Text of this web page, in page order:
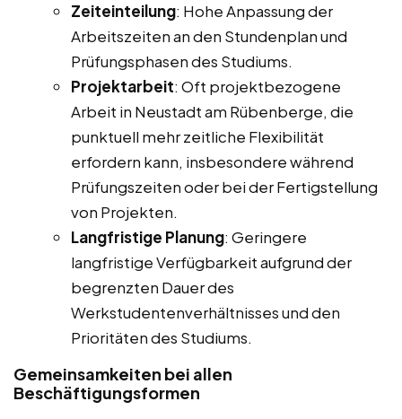
Zeiteinteilung: Hohe Anpassung der
Arbeitszeiten an den Stundenplan und
Prüfungsphasen des Studiums.
Projektarbeit: Oft projektbezogene
Arbeit in Neustadt am Rübenberge, die
punktuell mehr zeitliche Flexibilität
erfordern kann, insbesondere während
Prüfungszeiten oder bei der Fertigstellung
von Projekten.
Langfristige Planung: Geringere
langfristige Verfügbarkeit aufgrund der
begrenzten Dauer des
Werkstudentenverhältnisses und den
Prioritäten des Studiums.
Gemeinsamkeiten bei allen
Beschäftigungsformen